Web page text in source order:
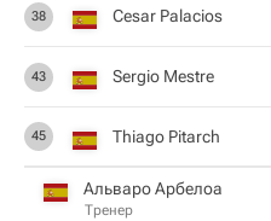
38 Cesar Palacios
43 Sergio Mestre
45 Thiago Pitarch
Альваро Арбелоа
Тренер